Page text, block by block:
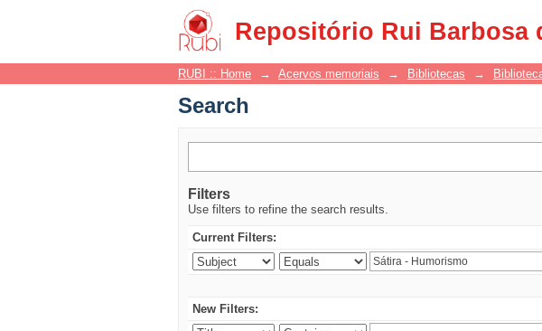
Repositório Rui Barbosa
Search
RUBI :: Home → Acervos memoriais → Bibliotecas →
Search
Filters
Use filters to refine the search results.
Current Filters:
New Filters: